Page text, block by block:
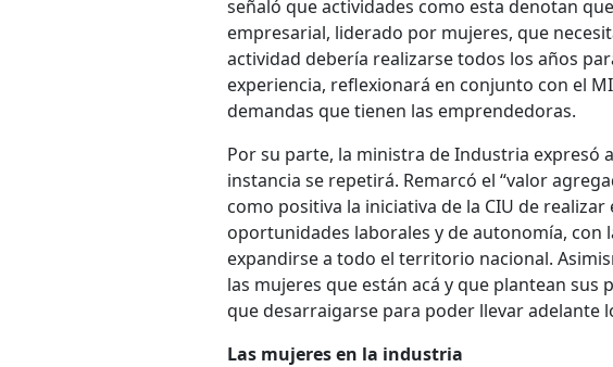
señaló que actividades como esta denotan
empresarial, liderado por mujeres, que
actividad debería realizarse todos los años
experiencia, reflexionará en conjunto con el
demandas que tienen las emprendedoras.
Por su parte, la ministra de Industria expresó
instancia se repetirá. Remarcó el “valor
como positiva la iniciativa de la CIU de
oportunidades laborales y de autonomía,
expandirse a todo el territorio nacional.
las mujeres que están acá y que plantean
que desarraigarse para poder llevar adelante
Las mujeres en la industria